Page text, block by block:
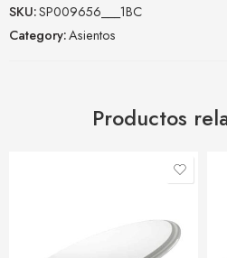
SKU:SP009656___1BC
Category:Asientos
Productos